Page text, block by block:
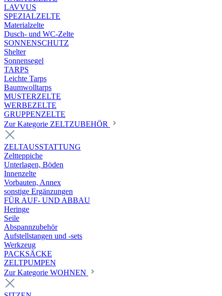
LAVVUS
SPEZIALZELTE
Materialzelte
Dusch- und WC-Zelte
SONNENSCHUTZ
Shelter
Sonnensegel
TARPS
Leichte Tarps
Baumwolltarps
MUSTERZELTE
WERBEZELTE
GRUPPENZELTE
Zur Kategorie ZELTZUBEHÖR
ZELTAUSSTATTUNG
Zeltteppiche
Unterlagen, Böden
Innenzelte
Vorbauten, Annex
sonstige Ergänzungen
FÜR AUF- UND ABBAU
Heringe
Seile
Abspannzubehör
Aufstellstangen und -sets
Werkzeug
PACKSÄCKE
ZELTPUMPEN
Zur Kategorie WOHNEN